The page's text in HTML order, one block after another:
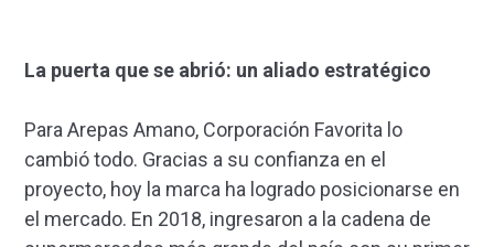
La puerta que se abrió: un aliado estratégico
Para Arepas Amano, Corporación Favorita lo
cambió todo. Gracias a su confianza en el
proyecto, hoy la marca ha logrado posicionarse en
el mercado. En 2018, ingresaron a la cadena de